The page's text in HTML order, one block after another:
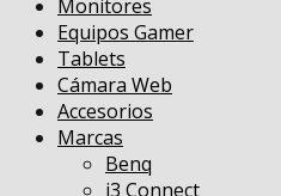
Monitores
Equipos Gamer
Tablets
Cámara Web
Accesorios
Marcas
Benq
i3 Connect